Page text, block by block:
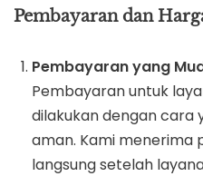
Pembayaran dan
Pembayaran yang
Pembayaran untuk
dilakukan dengan cara
aman. Kami menerima
langsung setelah